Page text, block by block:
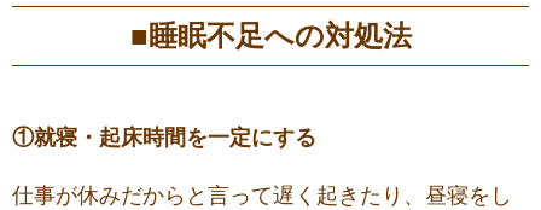
■睡眠不足への対処法
①就寝・起床時間を一定にする
仕事が休みだからと言って遅く起きたり、昼寝をし